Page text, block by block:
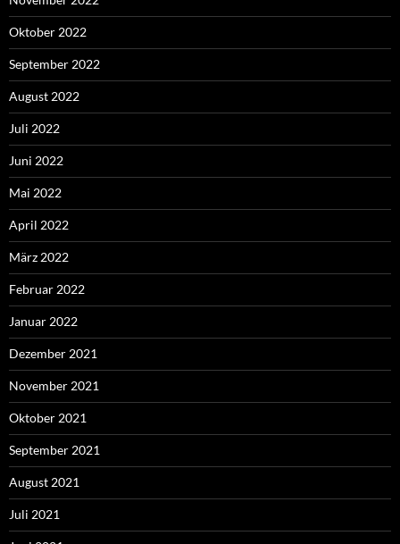
Oktober 2022
September 2022
August 2022
Juli 2022
Juni 2022
Mai 2022
April 2022
März 2022
Februar 2022
Januar 2022
Dezember 2021
November 2021
Oktober 2021
September 2021
August 2021
Juli 2021